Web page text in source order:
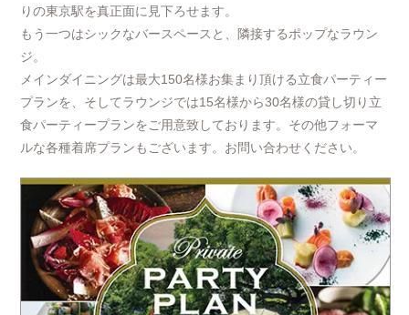
りの東京駅を真正面に見下ろせます。
もう一つはシックなバースペースと、隣接するポップなラウン
ジ。
メインダイニングは最大150名様お集まり頂ける立食パーティー
プランを、そしてラウンジでは15名様から30名様の貸し切り立
食パーティープランをご用意致しております。その他フォーマ
ルな各種着席プランもございます。お問い合わせください。